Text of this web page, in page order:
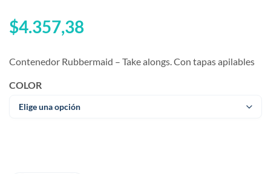
$4.357,38
Contenedor Rubbermaid – Take alongs. Con tapas apilables
COLOR